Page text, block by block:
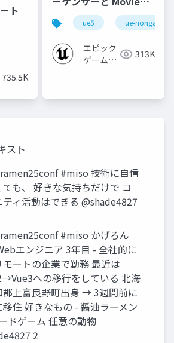
ト
735.5K
Render Queue の使い
方【Cinematic Dive
2023】
ue5 ue-nongame
エピック
ゲームズ
313K
スト
#miso 技術に自信
も、 好きな気持ちだけで コ
ティ活動はできる @shade4827
#miso かげろん
エンジニア 3年目 - 全社的に
モートの企業で勤務 最近は
への移行をしている 北海
郡上富良野町出身 → 3週間前に
住 好きなもの - 醤油ラーメン
ドゲーム 任意の動物
2